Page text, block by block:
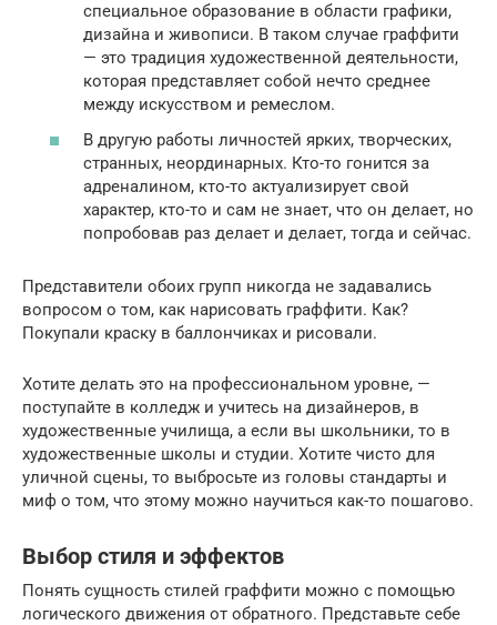
специальное образование в области графики,
дизайна и живописи. В таком случае граффити
— это традиция художественной деятельности,
которая представляет собой нечто среднее
между искусством и ремеслом.
В другую работы личностей ярких, творческих,
странных, неординарных. Кто-то гонится за
адреналином, кто-то актуализирует свой
характер, кто-то и сам не знает, что он делает, но
попробовав раз делает и делает, тогда и сейчас.
Представители обоих групп никогда не задавались
вопросом о том, как нарисовать граффити. Как?
Покупали краску в баллончиках и рисовали.
Хотите делать это на профессиональном уровне, —
поступайте в колледж и учитесь на дизайнеров, в
художественные училища, а если вы школьники, то в
художественные школы и студии. Хотите чисто для
уличной сцены, то выбросьте из головы стандарты и
миф о том, что этому можно научиться как-то пошагово.
Выбор стиля и эффектов
Понять сущность стилей граффити можно с помощью
логического движения от обратного. Представьте себе